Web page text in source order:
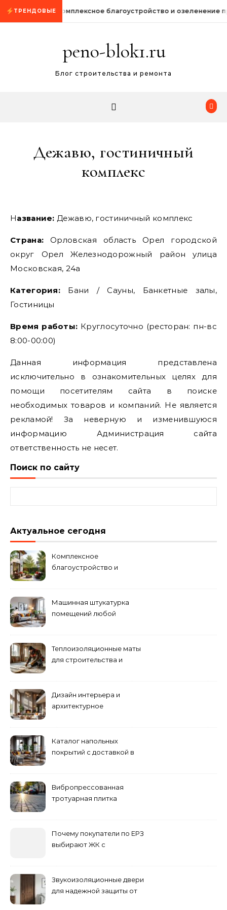
Промотать к содержимому
ТРЕНДОВЫЕ Комплексное благоустройство и озеленение
peno-blok1.ru
Блог строительства и ремонта
Дежавю, гостиничный
комплекс
Название: Дежавю, гостиничный комплекс
Страна: Орловская область Орел городской
округ Орел Железнодорожный район улица
Московская, 24а
Категория: Бани / Сауны, Банкетные залы,
Гостиницы
Время работы: Круглосуточно (ресторан: пн-вс
8:00-00:00)
Данная информация представлена
исключительно в ознакомительных целях для
помощи посетителям сайта в поиске
необходимых товаров и компаний. Не является
рекламой! За неверную и изменившуюся
информацию Администрация сайта
ответственность не несет.
Поиск по сайту
Актуальное сегодня
Комплексное
благоустройство и
Машинная штукатурка
помещений любой
Теплоизоляционные маты
для строительства и
Дизайн интерьера и
архитектурное
Каталог напольных
покрытий с доставкой в
Вибропрессованная
тротуарная плитка
Почему покупатели по ЕРЗ
выбирают ЖК с
Звукоизоляционные двери
для надежной защиты от